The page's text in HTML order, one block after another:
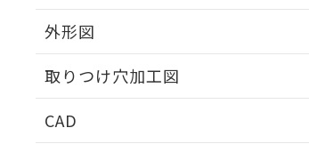
外形図
取りつけ穴加工図
CAD